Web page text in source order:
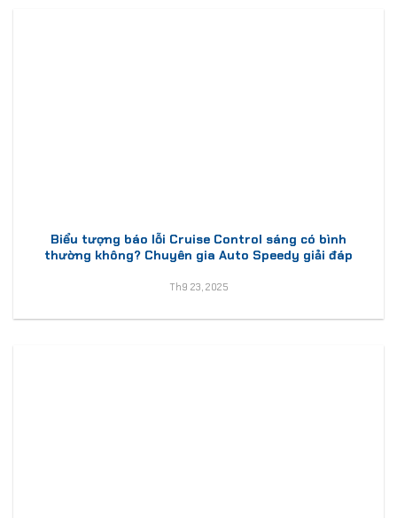
Biểu tượng báo lỗi Cruise Control sáng có bình
thường không? Chuyên gia Auto Speedy giải đáp
Th9 23, 2025